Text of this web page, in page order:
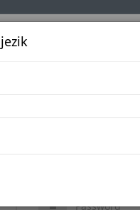
Službena glasila